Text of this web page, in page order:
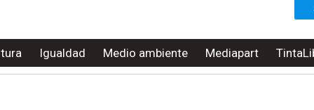
Igualdad Medio ambiente Mediapart